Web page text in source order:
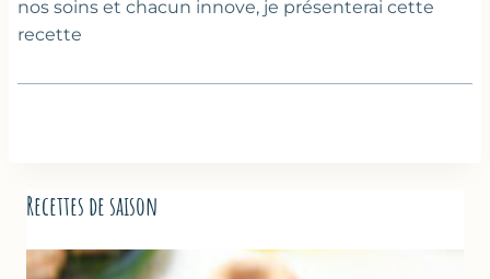
nos soins et chacun innove, je présenterai cette
recette
Recettes de saison